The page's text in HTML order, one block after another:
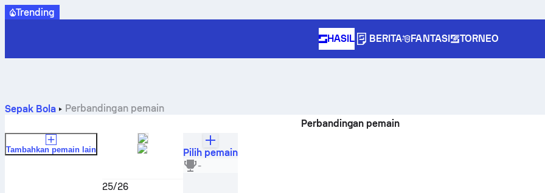
Trending
HASIL BERITA FANTASI TORNEO
Sepak Bola
Perbandingan pemain
Perbandingan pemain
Tambahkan pemain lain
25/26
Pilih pemain
-